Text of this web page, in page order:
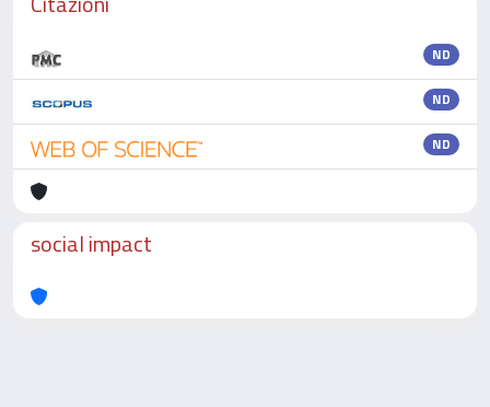
ND
ND
ND
social impact